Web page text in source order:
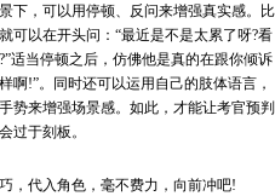
，可以用停顿、反问来增强真实感。比
可以在开头问：“最近是不是太累了呀?看
适当停顿之后，仿佛他是真的在跟你倾诉
啊!”。同时还可以运用自己的肢体语言，
势来增强场景感。如此，才能让考官预判
过于刻板。
代入角色，毫不费力，向前冲吧!